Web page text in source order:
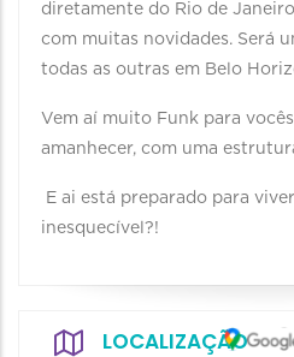
diretamente do Rio de
com muitas novidades. Será
todas as outras em Belo
Vem aí muito Funk para
amanhecer, com uma
E ai está preparado para
inesquecível?!
LOCALIZAÇÃO